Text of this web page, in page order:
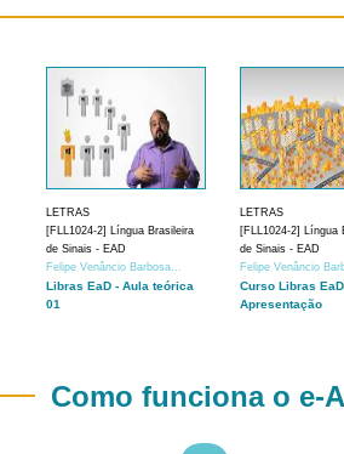
LETRAS
[FLL1024-2] Língua Brasileira
de Sinais - EAD
Felipe Venâncio Barbosa...
Libras EaD - Aula teórica
01
LETRAS
[FLL1024-2] Língua
de Sinais - EAD
Felipe Venâncio
Curso Libras
Apresentação
Como funciona o e-